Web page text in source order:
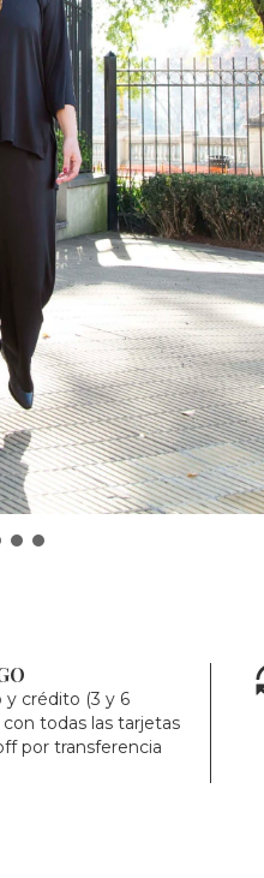
y crédito (3 y 6
todas las tarjetas
por transferencia